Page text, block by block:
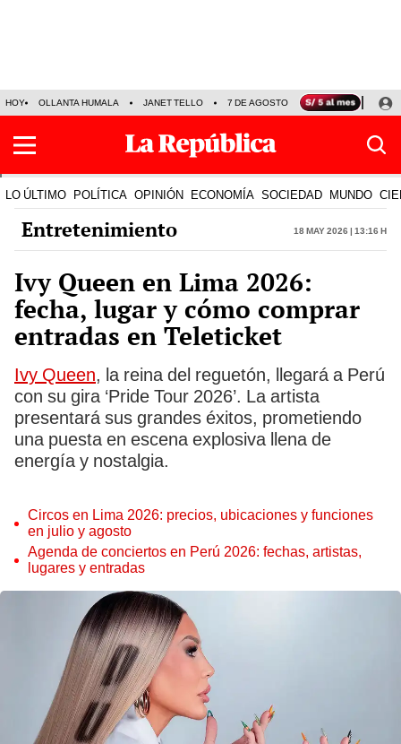
HOY OLLANTA HUMALA JANET TELLO 7 DE AGOSTO TINKA RESULTADOS
LO ÚLTIMO POLÍTICA OPINIÓN ECONOMÍA SOCIEDAD MUNDO
Entretenimiento 18 May 2026 | 13:16 h
Ivy Queen en Lima 2026:
fecha, lugar y cómo comprar
entradas en Teleticket
Ivy Queen, la reina del reguetón, llegará a Perú
con su gira ‘Pride Tour 2026’. La artista
presentará sus grandes éxitos, prometiendo
una puesta en escena explosiva llena de
energía y nostalgia.
Circos en Lima 2026: precios, ubicaciones y funciones
en julio y agosto
Agenda de conciertos en Perú 2026: fechas, artistas,
lugares y entradas